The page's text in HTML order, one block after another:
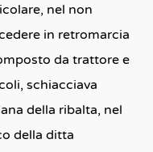
nel non
in retromarcia
da trattore e
schiacciava
della ribalta, nel
della ditta